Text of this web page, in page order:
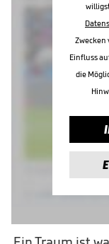
Zwecken
Einfluss
die